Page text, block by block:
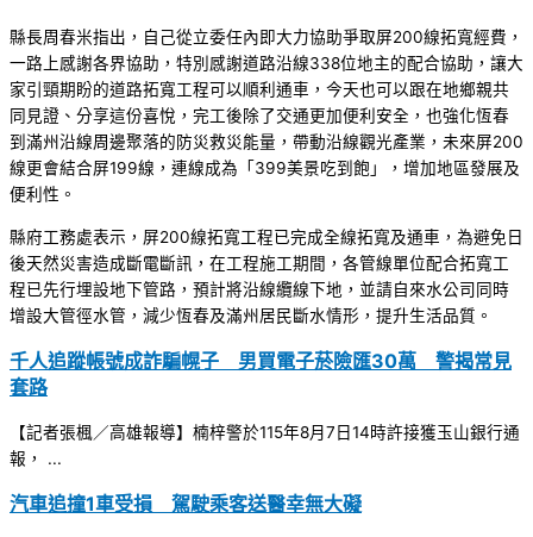
縣長周春米指出，自己從立委任內即大力協助爭取屏200線拓寬經費，
一路上感謝各界協助，特別感謝道路沿線338位地主的配合協助，讓大
家引頸期盼的道路拓寬工程可以順利通車，今天也可以跟在地鄉親共
同見證、分享這份喜悅，完工後除了交通更加便利安全，也強化恆春
到滿州沿線周邊聚落的防災救災能量，帶動沿線觀光產業，未來屏200
線更會結合屏199線，連線成為「399美景吃到飽」，增加地區發展及
便利性。
縣府工務處表示，屏200線拓寬工程已完成全線拓寬及通車，為避免日
後天然災害造成斷電斷訊，在工程施工期間，各管線單位配合拓寬工
程已先行埋設地下管路，預計將沿線纜線下地，並請自來水公司同時
增設大管徑水管，減少恆春及滿州居民斷水情形，提升生活品質。
千人追蹤帳號成詐騙幌子 男買電子菸險匯30萬 警揭常見
套路
【記者張楓／高雄報導】楠梓警於115年8月7日14時許接獲玉山銀行通
報， ...
汽車追撞1車受損 駕駛乘客送醫幸無大礙